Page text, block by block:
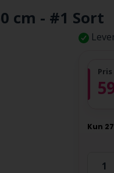
cm - #1 Sort